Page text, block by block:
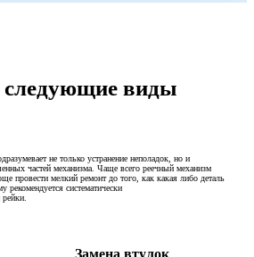
виды
не только устранение неполадок, но и
частей механизма. Чаще всего реечный механизм
провести мелкий ремонт до того, как какая либо деталь
рекомендуется систематически
рейки.